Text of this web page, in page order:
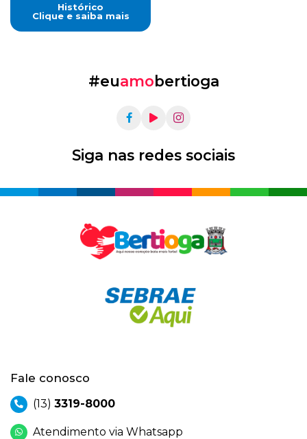
Histórico
Clique e saiba mais
#euamobertioga
Siga nas redes sociais
Fale conosco
(13) 3319-8000
Atendimento via Whatsapp